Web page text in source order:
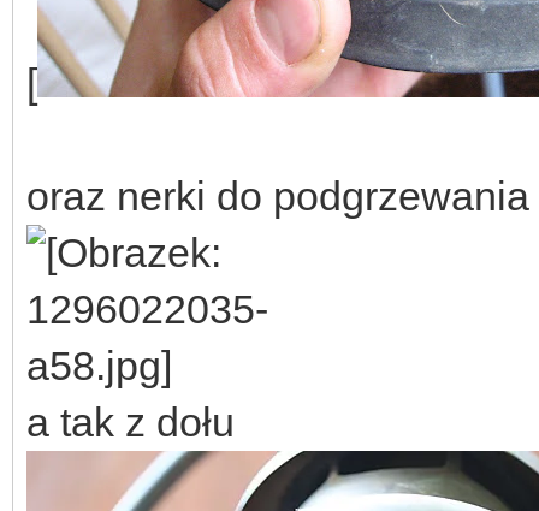
[
oraz nerki do
a tak z dołu